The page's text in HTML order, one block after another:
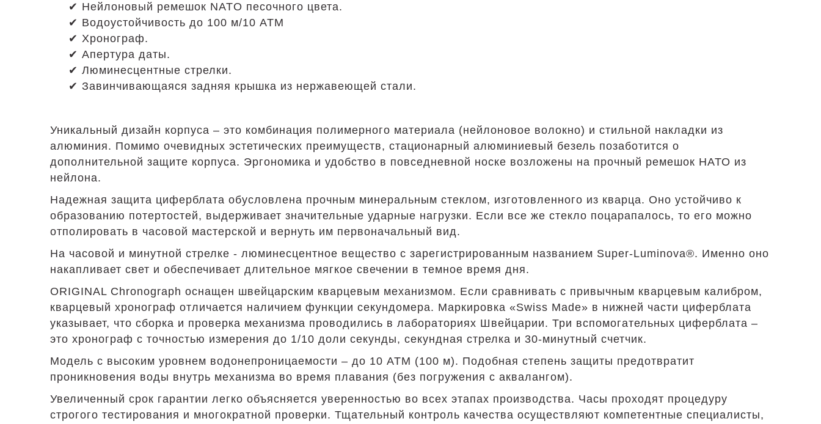
✔ Нейлоновый ремешок NATO песочного цвета.
✔ Водоустойчивость до 100 м/10 АТМ
✔ Хронограф.
✔ Апертура даты.
✔ Люминесцентные стрелки.
✔ Завинчивающаяся задняя крышка из нержавеющей стали.
Уникальный дизайн корпуса – это комбинация полимерного материала (нейлоновое волокно) и стильной накладки из
алюминия. Помимо очевидных эстетических преимуществ, стационарный алюминиевый безель позаботится о
дополнительной защите корпуса. Эргономика и удобство в повседневной носке возложены на прочный ремешок НАТО из
нейлона.
Надежная защита циферблата обусловлена прочным минеральным стеклом, изготовленного из кварца. Оно устойчиво к
образованию потертостей, выдерживает значительные ударные нагрузки. Если все же стекло поцарапалось, то его можно
отполировать в часовой мастерской и вернуть им первоначальный вид.
На часовой и минутной стрелке - люминесцентное вещество с зарегистрированным названием Super-Luminova®. Именно оно
накапливает свет и обеспечивает длительное мягкое свечении в темное время дня.
ORIGINAL Chronograph оснащен швейцарским кварцевым механизмом. Если сравнивать с привычным кварцевым калибром,
кварцевый хронограф отличается наличием функции секундомера. Маркировка «Swiss Made» в нижней части циферблата
указывает, что сборка и проверка механизма проводились в лабораториях Швейцарии. Три вспомогательных циферблата –
это хронограф с точностью измерения до 1/10 доли секунды, секундная стрелка и 30-минутный счетчик.
Модель с высоким уровнем водонепроницаемости – до 10 АТМ (100 м). Подобная степень защиты предотвратит
проникновения воды внутрь механизма во время плавания (без погружения с аквалангом).
Увеличенный срок гарантии легко объясняется уверенностью во всех этапах производства. Часы проходят процедуру
строгого тестирования и многократной проверки. Тщательный контроль качества осуществляют компетентные специалисты,